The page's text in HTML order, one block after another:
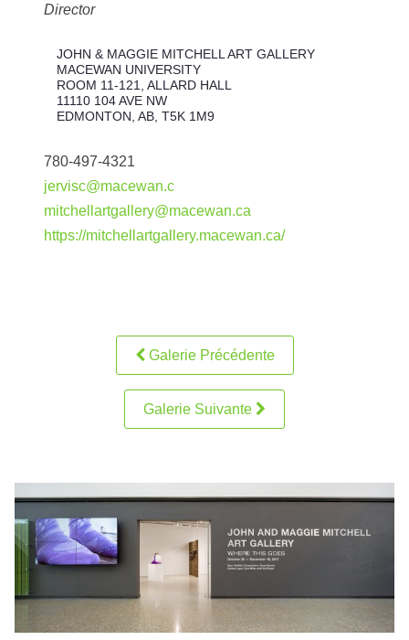
Director
JOHN & MAGGIE MITCHELL ART GALLERY
MACEWAN UNIVERSITY
ROOM 11-121, ALLARD HALL
11110 104 AVE NW
EDMONTON, AB, T5K 1M9
780-497-4321
jervisc@macewan.c
mitchellartgallery@macewan.ca
https://mitchellartgallery.macewan.ca/
Galerie Précédente
Galerie Suivante